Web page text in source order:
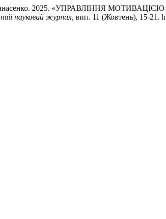
Опанасенко. 2025. «УПРАВЛІННЯ
науковий журнал, вип. 11 (Жовтень), 15-21.